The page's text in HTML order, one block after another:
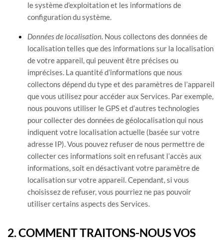
le système d’exploitation et les informations de
configuration du système.
Données de localisation. Nous collectons des données de
localisation telles que des informations sur la localisation
de votre appareil, qui peuvent être précises ou
imprécises. La quantité d’informations que nous
collectons dépend du type et des paramètres de l’appareil
que vous utilisez pour accéder aux Services. Par exemple,
nous pouvons utiliser le GPS et d’autres technologies
pour collecter des données de géolocalisation qui nous
indiquent votre localisation actuelle (basée sur votre
adresse IP). Vous pouvez refuser de nous permettre de
collecter ces informations soit en refusant l’accès aux
informations, soit en désactivant votre paramètre de
localisation sur votre appareil. Cependant, si vous
choisissez de refuser, vous pourriez ne pas pouvoir
utiliser certains aspects des Services.
2. COMMENT TRAITONS-NOUS VOS